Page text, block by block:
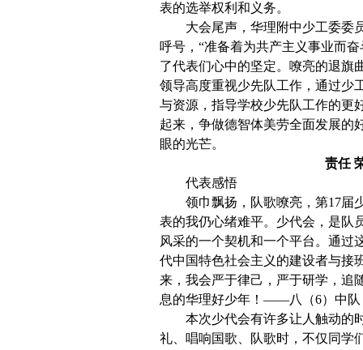
表的选举权利和义务。
大会尾声，华理附中少工委委
呼号，“准备着为共产主义事业而
了代表们心中的坚定。嘹亮的退旗
领导高度重视少先队工作，通过少
与资源，指导学校少先队工作的更
起来，争做德智体美劳全面发展的
眼的光芒。
责任
代表感悟
领巾飘扬，队歌嘹亮，第17届
表的我仍心绪难平。少代会，是队
风采的一个契机和一个平台。通过
代中国特色社会主义的建设者与接
来，我会严于律己，严于研学，追
息的华理好少年！——八（6）中队
本次少代会有许多让人触动的
礼、唱响国歌、队歌时，不仅同学